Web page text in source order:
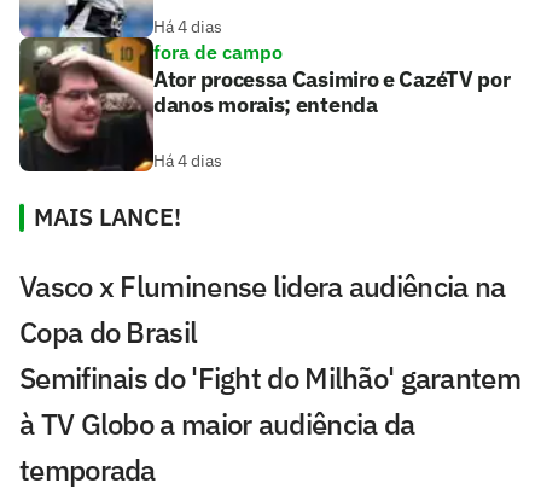
Há 4 dias
fora de campo
Ator processa Casimiro e CazéTV por
danos morais; entenda
Há 4 dias
MAIS LANCE!
Vasco x Fluminense lidera audiência na
Copa do Brasil
Semifinais do 'Fight do Milhão' garantem
à TV Globo a maior audiência da
temporada